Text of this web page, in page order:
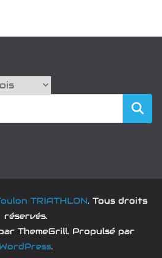
TRIATHLON. Tous droits
réservés.
ThemeGrill. Propulsé par
.